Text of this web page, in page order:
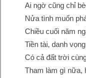
Ai ngờ cũng chỉ
Nửa tình muốn
Chiều cuối năm
Tiền tài, danh
Có cả đất trời
Tham làm gì nữa,